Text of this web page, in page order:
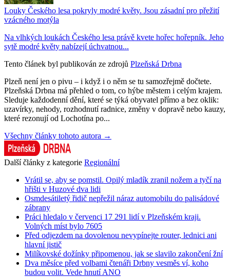
Louky Českého lesa pokryly modré květy. Jsou zásadní pro přežití
vzácného motýla
Na vlhkých loukách Českého lesa právě kvete hořec hořepník. Jeho
sytě modré květy nabízejí úchvatnou...
Tento článek byl publikován ze zdrojů Plzeňská Drbna
Plzeň není jen o pivu – i když i o něm se tu samozřejmě dočtete.
Plzeňská Drbna má přehled o tom, co hýbe městem i celým krajem.
Sleduje každodenní dění, které se týká obyvatel přímo a bez oklik:
uzavírky, nehody, rozhodnutí radnice, změny v dopravě nebo kauzy,
které rezonují od Lochotína po...
Všechny články tohoto autora →
Další články z kategorie Regionální
Vrátil se, aby se pomstil. Opilý mladík zranil nožem a tyčí na
hřišti v Huzové dva lidi
Osmdesátiletý řidič nepřežil náraz automobilu do palisádové
zábrany
Práci hledalo v červenci 17 291 lidí v Plzeňském kraji.
Volných míst bylo 7605
Před odjezdem na dovolenou nevypínejte router, lednici ani
hlavní jistič
Milíkovské dožínky připomenou, jak se slavilo zakončení žní
Dva měsíce před volbami čtenáři Drbny vesměs ví, koho
budou volit. Vede hnutí ANO